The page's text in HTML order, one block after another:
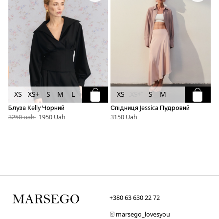
XS XS+ S M L
Блуза Kelly Чорний
3250 uah 1950 Uah
XS S M
Спідниця Jessica Пудровий
3150 Uah
+380 63 630 22 72
marsego_lovesyou